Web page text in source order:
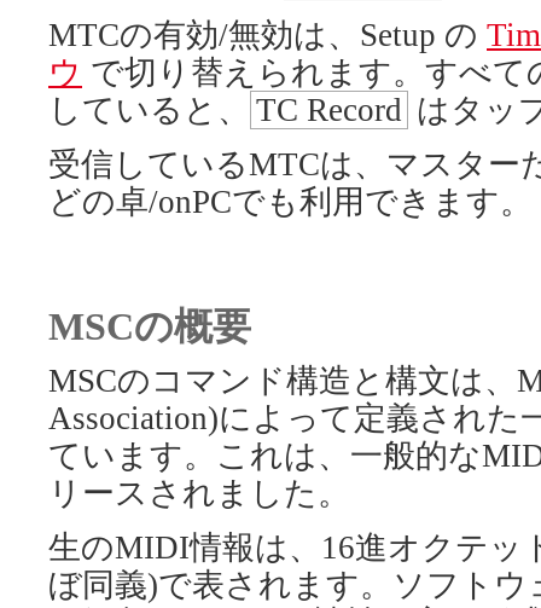
MTCの有効/無効は、Setup の
ウ で切り替えられます。すべ
していると、
TC Record はタッ
受信しているMTCは、マスター
どの卓/onPCでも利用できます。
MSCの概要
MSCのコマンド構造と構文は、
Association)によって定義された
ています。これは、一般的な
リースされました。
生のMIDI情報は、16進オクテッ
ぼ同義)で表されます。ソフト